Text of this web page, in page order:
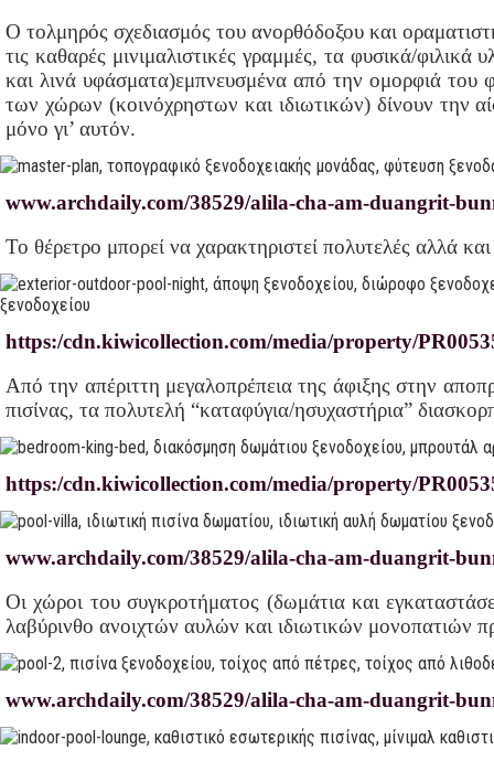
Ο τολμηρός σχεδιασμός του ανορθόδοξου και
τις καθαρές μινιμαλιστικές γραμμές, τα φυσικά/
και λινά υφάσματα)εμπνευσμένα από την ομορφιά του
των χώρων (κοινόχρηστων και ιδιωτικών) δίνουν την
μόνο γι’ αυτόν.
www.archdaily.com/38529/alila-cha-am-duangrit-
Το θέρετρο μπορεί να χαρακτηριστεί πολυτελές αλλά
https:/cdn.kiwicollection.com/media/property/
Από την απέριττη μεγαλοπρέπεια της άφιξης στην
πισίνας, τα πολυτελή “καταφύγια/ησυχαστήρια”
https:/cdn.kiwicollection.com/media/property/
www.archdaily.com/38529/alila-cha-am-duangrit-
Οι χώροι του συγκροτήματος (δωμάτια και
λαβύρινθο ανοιχτών αυλών και ιδιωτικών μονοπατιών
www.archdaily.com/38529/alila-cha-am-duangrit-